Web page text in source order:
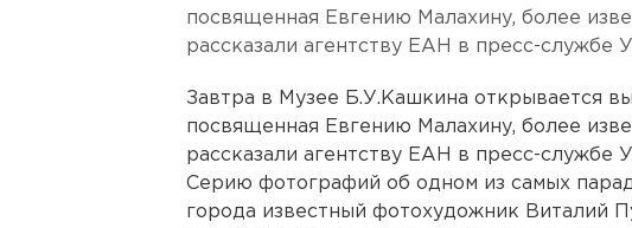
посвященная Евгению Малахину, более
рассказали агентству ЕАН в пресс-службе
Завтра в Музее Б.У.Кашкина открывается
посвященная Евгению Малахину, более
рассказали агентству ЕАН в пресс-службе
Серию фотографий об одном из самых
города известный фотохудожник Виталий